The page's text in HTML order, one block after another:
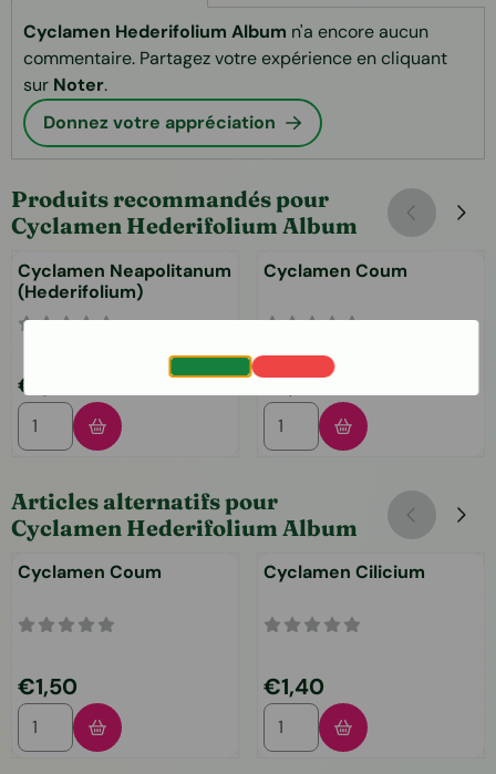
Cyclamen Hederifolium Album n'a encore aucun
commentaire. Partagez votre expérience en cliquant
sur Noter.
Donnez votre appréciation
Produits recommandés pour
Cyclamen Hederifolium Album
Cyclamen Neapolitanum
(Hederifolium)
Prix: 1,50
€1,50
Choisir la quantité pour Cyclamen Neapolitanum
Cyclamen Coum
Prix: 1,50
€1,50
Choisir la quantité pour
Articles alternatifs pour
Cyclamen Hederifolium Album
Cyclamen Coum
Prix: 1,50
€1,50
Choisir la quantité pour Cyclamen Coum
Cyclamen Cilicium
Prix: 1,40
€1,40
Choisir la quantité pour